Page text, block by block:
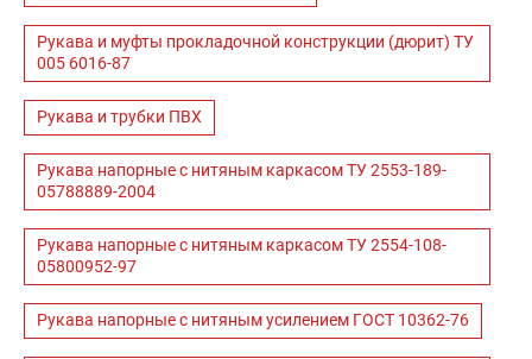
Рукава и муфты прокладочной конструкции (дюрит) ТУ
005 6016-87
Рукава и трубки ПВХ
Рукава напорные с нитяным каркасом ТУ 2553-189-
05788889-2004
Рукава напорные с нитяным каркасом ТУ 2554-108-
05800952-97
Рукава напорные с нитяным усилением ГОСТ 10362-76